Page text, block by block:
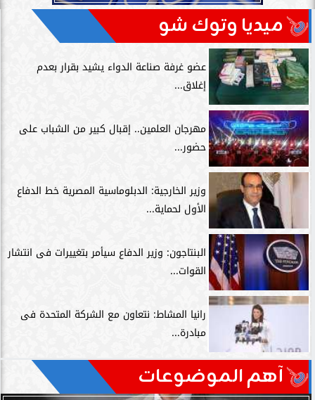
ميديا وتوك شو
عضو غرفة صناعة الدواء يشيد بقرار بعدم
إغلاق...
مهرجان العلمين.. إقبال كبير من الشباب على
حضور...
وزير الخارجية: الدبلوماسية المصرية خط الدفاع
الأول لحماية...
البنتاجون: وزير الدفاع سيأمر بتغييرات فى انتشار
القوات...
رانيا المشاط: نتعاون مع الشركة المتحدة فى
مبادرة...
آهم الموضوعات